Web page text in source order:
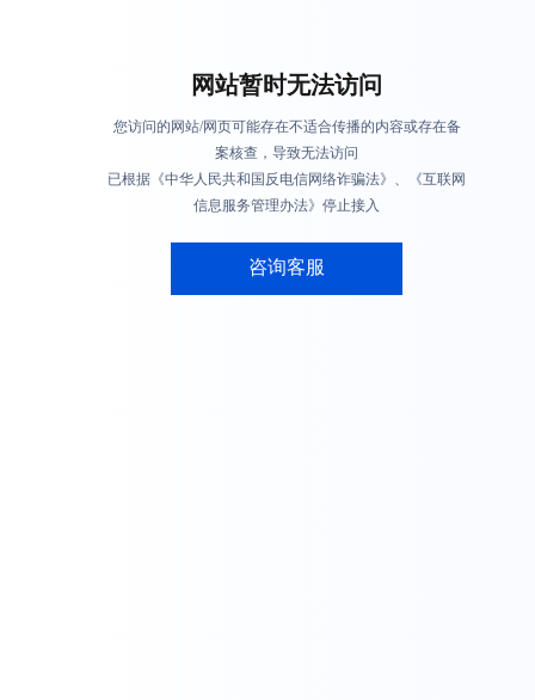
网站暂时无法访问
您访问的网站/网页可能存在不适合传播的内容或存在备
案核查，导致无法访问
已根据《中华人民共和国反电信网络诈骗法》、《互联网
信息服务管理办法》停止接入
咨询客服